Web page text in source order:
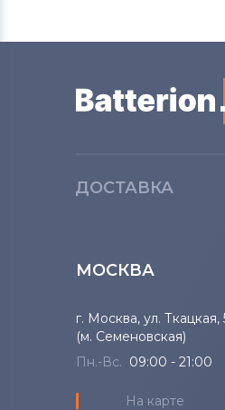
ДОСТАВКА
МОСКВА
г. Москва, ул. Ткацкая,
(м. Семеновская)
Пн.-Вс. 09:00 - 21:00
На карте